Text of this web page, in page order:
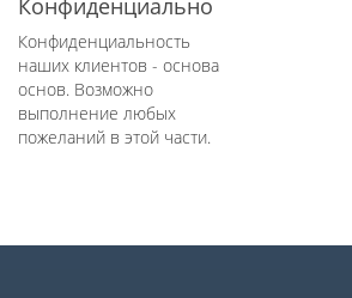
Конфиденциально
Конфиденциальность
наших клиентов - основа
основ. Возможно
выполнение любых
пожеланий в этой части.